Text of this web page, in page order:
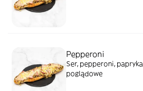
Pepperoni
Ser, pepperoni, papryka *zdjęcie
poglądowe